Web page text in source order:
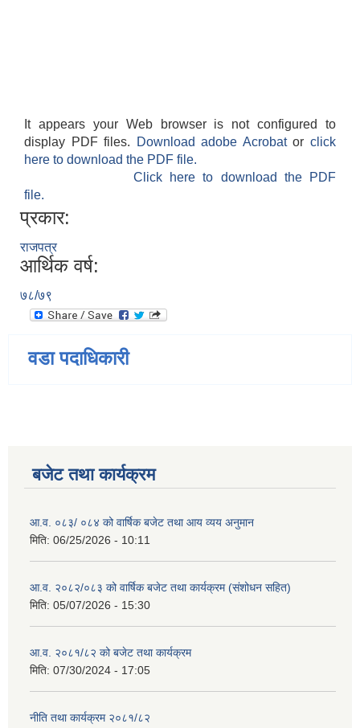
It appears your Web browser is not configured to
display PDF files.
Download adobe Acrobatorclick
here to download the PDF file.
Click here to download the PDF
file.
प्रकार:
राजपत्र
आर्थिक वर्ष:
७८/७९
वडा पदाधिकारी
बजेट तथा कार्यक्रम
आ.व. ०८३/ ०८४ को वार्षिक बजेट तथा आय व्यय अनुमान
मिति: 06/25/2026 - 10:11
आ.व. २०८२/०८३ को वार्षिक बजेट तथा कार्यक्रम (संशोधन सहित)
मिति: 05/07/2026 - 15:30
आ.व. २०८१/८२ को बजेट तथा कार्यक्रम
मिति: 07/30/2024 - 17:05
नीति तथा कार्यक्रम २०८१/८२